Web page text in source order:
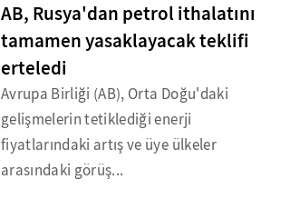
AB, Rusya'dan petrol ithalatını
tamamen yasaklayacak teklifi
erteledi
Avrupa Birliği (AB), Orta Doğu'daki
gelişmelerin tetiklediği enerji
fiyatlarındaki artış ve üye ülkeler
arasındaki görüş...